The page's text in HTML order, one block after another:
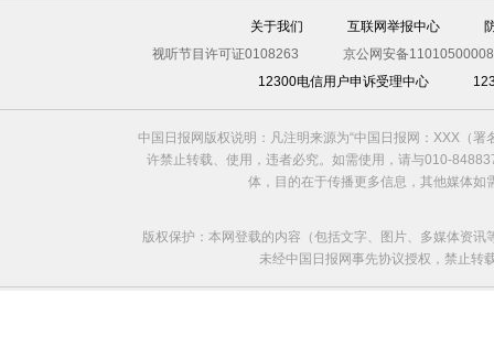
关于我们 互联网举报中心
视听节目许可证0108263
京公网安备
12300电信用户申诉受理中心
中国日报网版权说明：凡注明来源为“中国日报网：XXX（
许禁止转载、使用，违者必究。如需使用，请与010-
体，目的在于传播更多信息，其他媒体
版权保护：本网登载的内容（包括文字、图片、多媒体资
未经中国日报网事先协议授权，禁止转